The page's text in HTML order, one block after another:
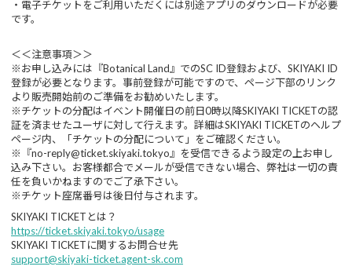
・電子チケットをご利用いただくには別途アプリのダウンロードが必要
です。
＜＜注意事項＞＞
※お申し込みには『Botanical Land』でのSC ID登録および、SKIYAKI ID
登録が必要となります。事前登録が可能ですので、ページ下部のリンク
より販売開始前のご準備をお勧めいたします。
※チケットの分配はイベント開催日の前日0時以降SKIYAKI TICKETの認
証を済ませたユーザに対して行えます。詳細はSKIYAKI TICKETのヘルプ
ページ内、「チケットの分配について」をご確認ください。
※『no-reply@ticket.skiyaki.tokyo』を受信できるよう設定の上お申し
込み下さい。お客様都合でメールが受信できない場合、弊社は一切の責
任を負いかねますのでご了承下さい。
※チケット座席番号は後日付与されます。
SKIYAKI TICKETとは？
https://ticket.skiyaki.tokyo/usage
SKIYAKI TICKETに関するお問合せ先
support@skiyaki-ticket.agent-sk.com